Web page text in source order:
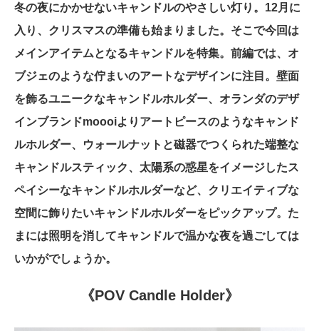
冬の夜にかかせないキャンドルのやさしい灯り。12月に
入り、クリスマスの準備も始まりました。そこで今回は
メインアイテムとなるキャンドルを特集。前編では、オ
ブジェのような佇まいのアートなデザインに注目。壁面
を飾るユニークなキャンドルホルダー、オランダのデザ
インブランドmoooiよりアートピースのようなキャンド
ルホルダー、ウォールナットと磁器でつくられた端整な
キャンドルスティック、太陽系の惑星をイメージしたス
ペイシーなキャンドルホルダーなど、クリエイティブな
空間に飾りたいキャンドルホルダーをピックアップ。た
まには照明を消してキャンドルで温かな夜を過ごしては
いかがでしょうか。
《POV Candle Holder》